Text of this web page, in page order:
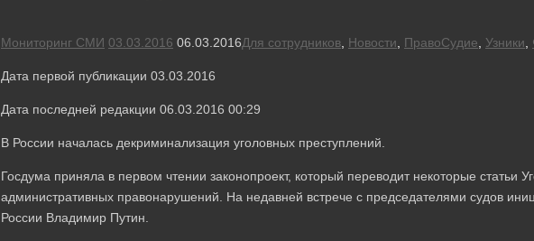
Мониторинг СМИ 03.03.2016 06.03.2016Для сотрудников Новости ПравоСудие Узники
Дата первой публикации 03.03.2016
Дата последней редакции 06.03.2016 00:29
В России началась декриминализация уголовных преступлений.
Госдума приняла в первом чтении законопроект, который переводит некоторые статьи
административных правонарушений. На недавней встрече с председателями судов
России Владимир Путин.